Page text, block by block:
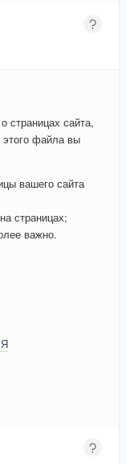
сайта,
файла вы
вашего сайта
страницах;
важно.